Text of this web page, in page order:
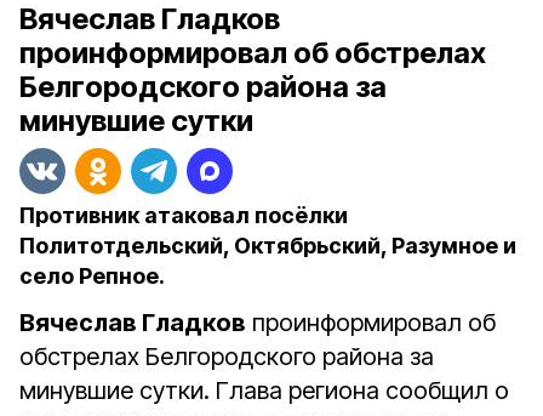
Вячеслав Гладков
проинформировал об обстрелах
Белгородского района за
минувшие сутки
Противник атаковал посёлки
Политотдельский, Октябрьский, Разумное и
село Репное.
Вячеслав Гладков проинформировал об
обстрелах Белгородского района за
минувшие сутки. Глава региона сообщил о